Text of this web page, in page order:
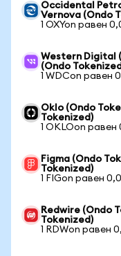
Occidental
Vernova (Ondo
1 OXYon равен
Western Digital
(Ondo
1 WDCon равен
Oklo (Ondo
Tokenized)
1 OKLOon
Figma (Ondo
Tokenized)
1 FIGon равен
Redwire (Ondo
Tokenized)
1 RDWon равен